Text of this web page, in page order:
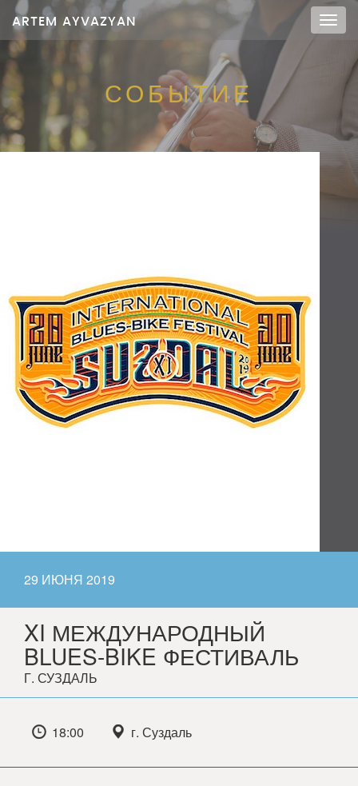
Меню
ARTEM AYVAZYAN
СОБЫТИЕ
29 ИЮНЯ 2019
XI МЕЖДУНАРОДНЫЙ
BLUES-BIKE ФЕСТИВАЛЬ
Г. СУЗДАЛЬ
18:00 г. Суздаль